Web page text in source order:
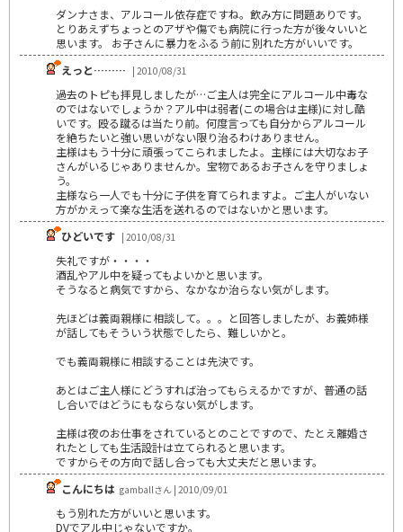
ダンナさま、アルコール依存症ですね。飲み方に問題ありです。
とりあえずちょっとのアザや傷でも病院に行った方が後々いいと
思います。 お子さんに暴力をふるう前に別れた方がいいです。
えっと……… | 2010/08/31
過去のトピも拝見しましたが…ご主人は完全にアルコール中毒な
のではないでしょうか？アル中は弱者(この場合は主様)に対し酷
いです。殴る蹴るは当たり前。何度言っても自分からアルコール
を絶ちたいと強い思いがない限り治るわけありません。
主様はもう十分に頑張ってこられましたよ。主様には大切なお子
さんがいるじゃありませんか。宝物であるお子さんを守りましょ
う。
主様なら一人でも十分に子供を育てられますよ。ご主人がいない
方がかえって楽な生活を送れるのではないかと思います。
ひどいです | 2010/08/31
失礼ですが・・・・
酒乱やアル中を疑ってもよいかと思います。
そうなると病気ですから、なかなか治らない気がします。
先ほどは義両親様に相談して。。。と回答しましたが、お義姉様
が話してもそういう状態でしたら、難しいかと。
でも義両親様に相談することは先決です。
あとはご主人様にどうすれば治ってもらえるかですが、普通の話
し合いではどうにもならない気がします。
主様は夜のお仕事をされているとのことですので、たとえ離婚さ
れたとしても生活設計は立てられると思います。
ですからその方向で話し合っても大丈夫だと思います。
こんにちは gamballさん | 2010/09/01
もう別れた方がいいと思います。
DVでアル中じゃないですか。